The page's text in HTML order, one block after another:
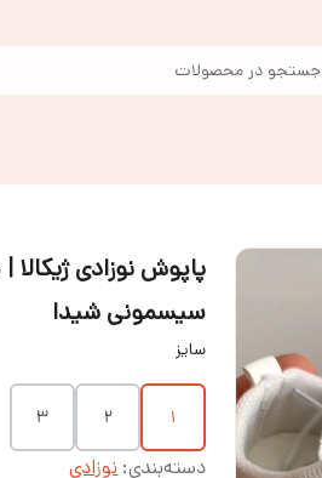
جستجو در محصولات
پاپوش نوزادی
سیسمونی شیدا
سایز
۱ ۲ ۳
دسته‌بندی:نوزادی